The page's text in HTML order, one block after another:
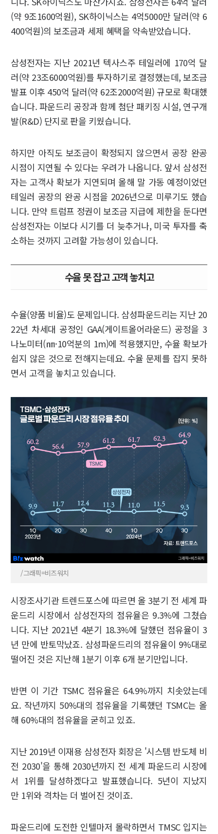
(약 9조1600억원), SK하이닉스는 4억5000만 달러(약 6
400억원)의 보조금과 세제 혜택을 약속받았습니다.
삼성전자는 지난 2021년 텍사스주 테일러에 170억 달
러(약 23조6000억원)를 투자하기로 결정했는데, 보조금
발표 이후 450억 달러(약 62조2000억원) 규모로 확대했
습니다. 파운드리 공장과 함께 첨단 패키징 시설, 연구개
발(R&D) 단지로 판을 키웠습니다.
하지만 아직도 보조금이 확정되지 않으면서 공장 완공
시점이 지연될 수 있다는 우려가 나옵니다. 앞서 삼성전
자는 고객사 확보가 지연되며 올해 말 가동 예정이었던
테일러 공장의 완공 시점을 2026년으로 미루기도 했습
니다. 만약 트럼프 정권이 보조금 지급에 제한을 둔다면
삼성전자는 이보다 시기를 더 늦추거나, 미국 투자를 축
소하는 것까지 고려할 가능성이 있습니다.
수율 못 잡고 고객 놓치고
수율(양품 비율)도 문제입니다. 삼성파운드리는 지난 20
22년 차세대 공정인 GAA(게이트올어라운드) 공정을 3
나노미터(㎚·10억분의 1m)에 적용했지만, 수율 확보가
쉽지 않은 것으로 전해지는데요. 수율 문제를 잡지 못하
면서 고객을 놓치고 있습니다.
/그래픽=비즈워치
시장조사기관 트렌드포스에 따르면 올 3분기 전 세계 파
운드리 시장에서 삼성전자의 점유율은 9.3%에 그쳤습
니다. 지난 2021년 4분기 18.3%에 달했던 점유율이 3
년 만에 반토막났죠. 삼성파운드리의 점유율이 9%대로
떨어진 것은 지난해 1분기 이후 6개 분기만입니다.
반면 이 기간 TSMC 점유율은 64.9%까지 치솟았는데
요. 작년까지 50%대의 점유율을 기록했던 TSMC는 올
해 60%대의 점유율을 굳히고 있죠.
지난 2019년 이재용 삼성전자 회장은 '시스템 반도체 비
전 2030'을 통해 2030년까지 전 세계 파운드리 시장에
서 1위를 달성하겠다고 발표했습니다. 5년이 지났지
만 1위와 격차는 더 벌어진 것이죠.
파운드리에 도전한 인텔마저 몰락하면서 TMSC 입지는